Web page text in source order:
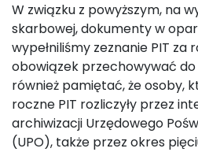
W związku z powyższym, na
skarbowej, dokumenty w
wypełniliśmy zeznanie PIT za
obowiązek przechowywać do
również pamiętać, że osoby,
roczne PIT rozliczyły przez
archiwizacji Urzędowego
(UPO), także przez okres